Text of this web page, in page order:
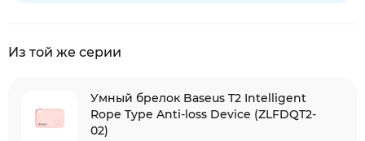
Из той же серии
Умный брелок Baseus T2 Intelligent
Rope Type Anti-loss Device (ZLFDQT2-
02)